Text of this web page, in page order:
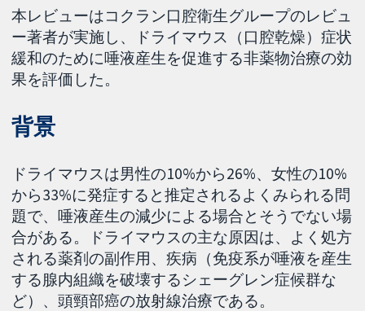
本レビューはコクラン口腔衛生グループのレビュ
ー著者が実施し、ドライマウス（口腔乾燥）症状
緩和のために唾液産生を促進する非薬物治療の効
果を評価した。
背景
ドライマウスは男性の10%から26%、女性の10%
から33%に発症すると推定されるよくみられる問
題で、唾液産生の減少による場合とそうでない場
合がある。ドライマウスの主な原因は、よく処方
される薬剤の副作用、疾病（免疫系が唾液を産生
する腺内組織を破壊するシェーグレン症候群な
ど）、頭頸部癌の放射線治療である。